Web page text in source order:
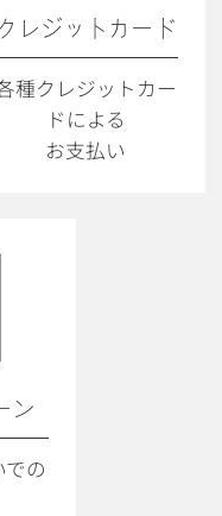
クレジットカード
種クレジットカー
ドによる
お支払い
ン
の